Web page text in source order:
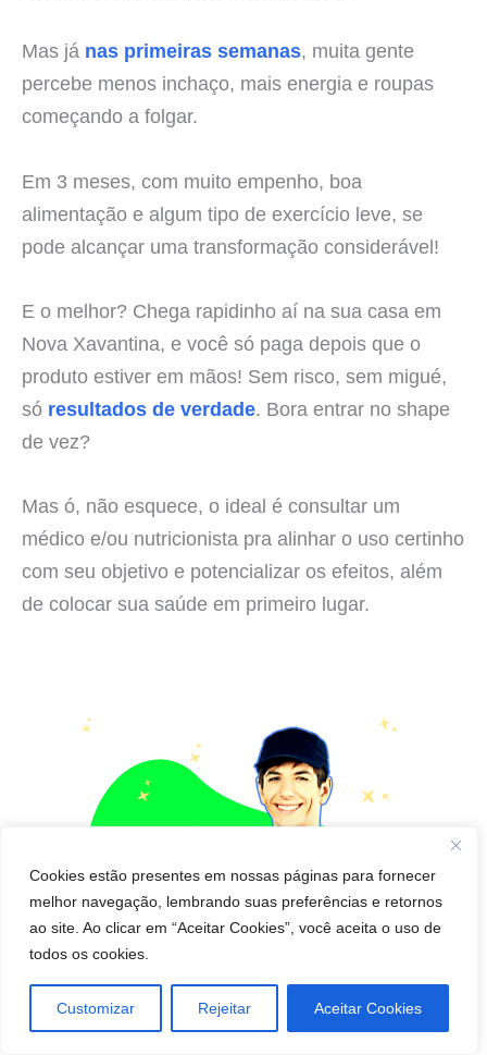
Cookies estão presentes em nossas páginas para fornecer
melhor navegação, lembrando suas preferências e retornos
ao site. Ao clicar em “Aceitar Cookies”, você aceita o uso de
todos os cookies.
Customizar Rejeitar Aceitar Cookies
Mas já nas primeiras semanas, muita gente
percebe menos inchaço, mais energia e roupas
começando a folgar.
Em 3 meses, com muito empenho, boa
alimentação e algum tipo de exercício leve, se
pode alcançar uma transformação considerável!
E o melhor? Chega rapidinho aí na sua casa em
Nova Xavantina, e você só paga depois que o
produto estiver em mãos! Sem risco, sem migué,
só resultados de verdade. Bora entrar no shape
de vez?
Mas ó, não esquece, o ideal é consultar um
médico e/ou nutricionista pra alinhar o uso certinho
com seu objetivo e potencializar os efeitos, além
de colocar sua saúde em primeiro lugar.